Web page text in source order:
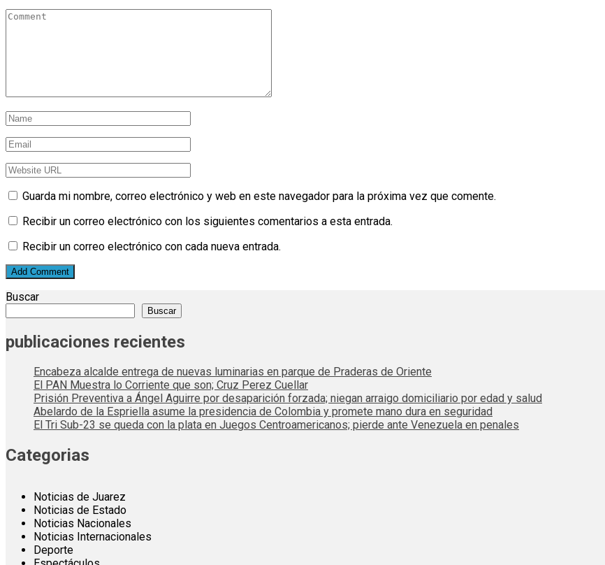
Guarda mi nombre, correo electrónico y web en este navegador para la próxima vez que comente.
Recibir un correo electrónico con los siguientes comentarios a esta entrada.
Recibir un correo electrónico con cada nueva entrada.
Buscar
Buscar
publicaciones recientes
Encabeza alcalde entrega de nuevas luminarias en parque de Praderas de Oriente
El PAN Muestra lo Corriente que son; Cruz Perez Cuellar
Prisión Preventiva a Ángel Aguirre por desaparición forzada; niegan arraigo domiciliario por edad y salud
Abelardo de la Espriella asume la presidencia de Colombia y promete mano dura en seguridad
El Tri Sub-23 se queda con la plata en Juegos Centroamericanos; pierde ante Venezuela en penales
Categorias
Noticias de Juarez
Noticias de Estado
Noticias Nacionales
Noticias Internacionales
Deporte